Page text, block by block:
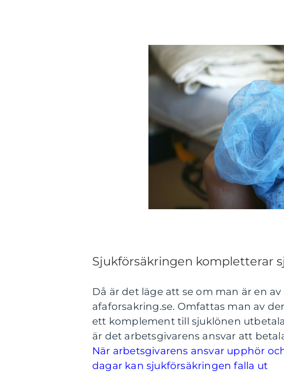
Sjukförsäkringen kompletterar
Då är det läge att se om man är en
afaforsakring.se. Omfattas man av
ett komplement till sjuklönen
är det arbetsgivarens ansvar att
När arbetsgivarens ansvar upphör
dagar kan sjukförsäkringen falla ut